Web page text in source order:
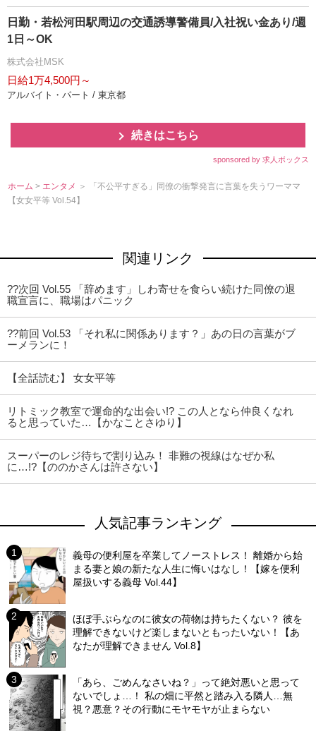
日勤・若松河田駅周辺の交通誘導警備員/入社祝い金あり/週
1日～OK
株式会社MSK
日給1万4,500円～
アルバイト・パート / 東京都
続きはこちら
sponsored by 求人ボックス
ホーム > エンタメ ＞ 「不公平すぎる」同僚の衝撃発言に言葉を失うワーママ
【女女平等 Vol.54】
関連リンク
??次回 Vol.55 「辞めます」しわ寄せを食らい続けた同僚の退
職宣言に、職場はパニック
??前回 Vol.53 「それ私に関係あります？」あの日の言葉がブ
ーメランに！
【全話読む】 女女平等
リトミック教室で運命的な出会い!? この人となら仲良くなれ
ると思っていた…【かなことさゆり】
スーパーのレジ待ちで割り込み！ 非難の視線はなぜか私
に…!?【ののかさんは許さない】
人気記事ランキング
義母の便利屋を卒業してノーストレス！ 離婚から始
まる妻と娘の新たな人生に悔いはなし！【嫁を便利
屋扱いする義母 Vol.44】
ほぼ手ぶらなのに彼女の荷物は持ちたくない？ 彼を
理解できないけど楽しまないともったいない！【あ
なたが理解できません Vol.8】
「あら、ごめんなさいね？」って絶対悪いと思って
ないでしょ…！ 私の畑に平然と踏み入る隣人…無
視？悪意？その行動にモヤモヤが止まらない